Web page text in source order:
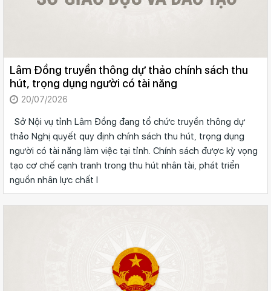
Lâm Đồng truyền thông dự thảo chính sách thu
hút, trọng dụng người có tài năng
20/07/2026
Sở Nội vụ tỉnh Lâm Đồng đang tổ chức truyền thông dự
thảo Nghị quyết quy định chính sách thu hút, trọng dụng
người có tài năng làm việc tại tỉnh. Chính sách được kỳ vọng
tạo cơ chế cạnh tranh trong thu hút nhân tài, phát triển
nguồn nhân lực chất l